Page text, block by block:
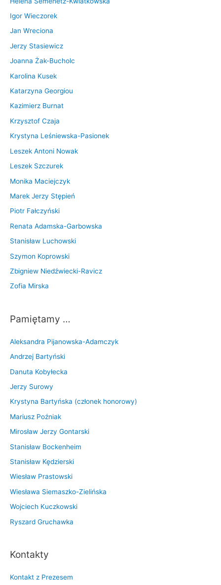
a
…
Igor Wieczorek
Jan Wreciona
Jerzy Stasiewicz
Joanna Żak-Bucholc
Karolina Kusek
Katarzyna Georgiou
Kazimierz Burnat
Krzysztof Czaja
Krystyna Leśniewska-Pasionek
Leszek Antoni Nowak
Leszek Szczurek
Monika Maciejczyk
Marek Jerzy Stępień
Piotr Fałczyński
Renata Adamska-Garbowska
Stanisław Luchowski
Szymon Koprowski
Zbigniew Niedźwiecki-Ravicz
Zofia Mirska
Pamiętamy …
Aleksandra Pijanowska-Adamczyk
Andrzej Bartyński
Danuta Kobyłecka
Jerzy Surowy
Krystyna Bartyńska (członek honorowy)
Mariusz Poźniak
Mirosław Jerzy Gontarski
Stanisław Bockenheim
Stanisław Kędzierski
Wiesław Prastowski
Wiesława Siemaszko-Zielińska
Wojciech Kuczkowski
Ryszard Gruchawka
Kontakty
Kontakt z Prezesem